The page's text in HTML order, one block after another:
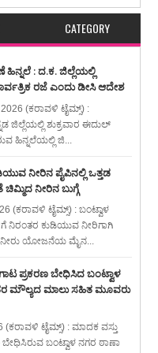
CATEGORY
: ದ.ಕ. ಜಿಲ್ಲೆಯಲ್ಲಿ
ರಜೆ ಎಂದು ಡೀಸಿ ಆದೇಶ
(ಕರಾವಳಿ ಟೈಮ್ಸ್) :
ಜಿಲ್ಲೆಯಲ್ಲಿ ಶುಕ್ರವಾರ ಈದುಲ್
ಹಿನ್ನಲೆಯಲ್ಲಿ ಜಿ...
ನೀರಿನ ಪೈಪಿನಲ್ಲಿ ಒತ್ತಡ
ನೀರಿನ ಬುಗ್ಗೆ
(ಕರಾವಳಿ ಟೈಮ್ಸ್) : ಬಂಟ್ವಾಳ
ನಿರಂತರ ಕುಡಿಯುವ ನೀರಿಗಾಗಿ
ನೀರು ಯೋಜನೆಯ ಮೈನ...
ಪ್ರಕರಣ ಬೇಧಿಸಿದ ಬಂಟ್ವಾಳ
ಮೌಲ್ಯದ ಮಾಲು ಸಹಿತ ಮೂವರು
(ಕರಾವಳಿ ಟೈಮ್ಸ್) : ಮಾದಕ ವಸ್ತು
ಬಂಟ್ವಾಳ ನಗರ ಠಾಣಾ